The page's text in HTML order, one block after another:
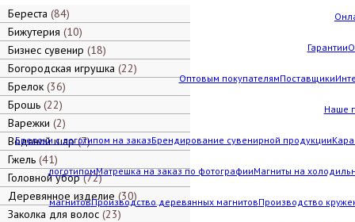
Гарантии
Оптовым покупателямПоставщики
Наше
Брелоки с логотипом на заказБрендирование сувенирной продукции
логотипомМатрешка на заказ по фотографииМагниты на
магнитовПроизводство деревянных магнитовПроизводство
Береста 84
Бижутерия 10
Бизнес сувенир 18
Богородская игрушка 22
Брелок 36
Брошь 22
Варежки 2
Водяной шар 7
Гжель 41
Головной убор 72
Деревянное изделие 30
Заколка для волос 23